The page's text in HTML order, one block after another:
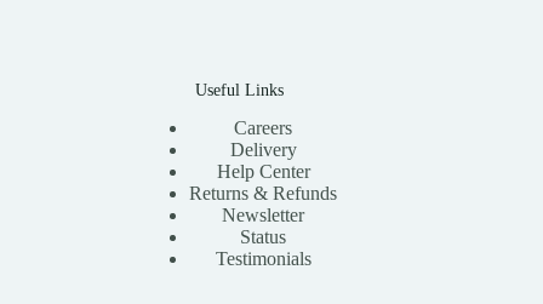
Useful Links
Careers
Delivery
Help Center
Returns & Refunds
Newsletter
Status
Testimonials